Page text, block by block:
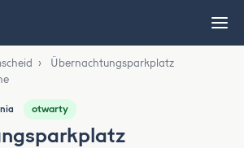
›
Übernachtungsparkplatz
otwarty